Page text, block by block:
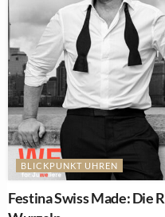
BLICKPUNKT UHREN
Festina Swiss Made: Die